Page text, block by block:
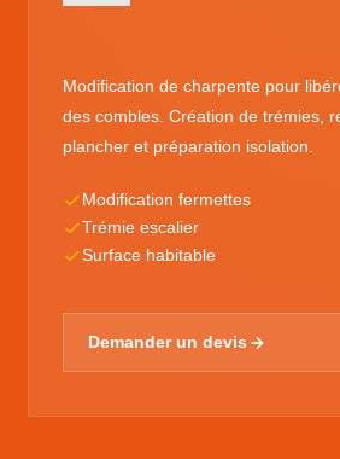
Modification de charpente pour
des combles. Création de trémies,
plancher et préparation isolation.
Modification fermettes
Trémie escalier
Surface habitable
Demander un devis